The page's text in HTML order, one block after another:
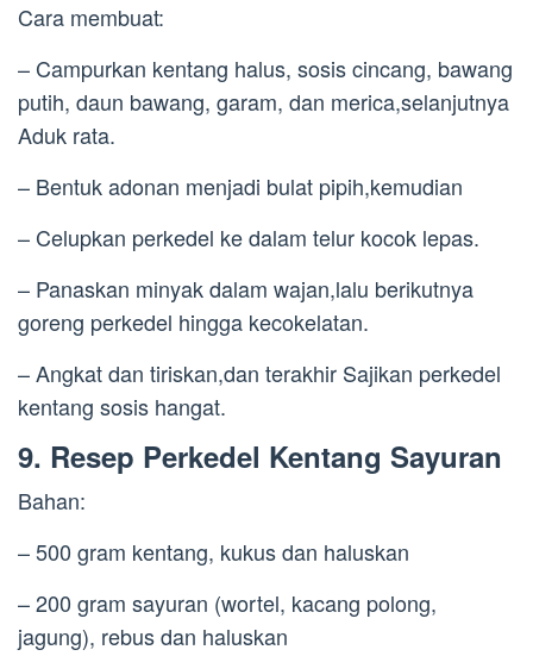
Cara membuat:
– Campurkan kentang halus, sosis cincang, bawang
putih, daun bawang, garam, dan merica,selanjutnya
Aduk rata.
– Bentuk adonan menjadi bulat pipih,kemudian
– Celupkan perkedel ke dalam telur kocok lepas.
– Panaskan minyak dalam wajan,lalu berikutnya
goreng perkedel hingga kecokelatan.
– Angkat dan tiriskan,dan terakhir Sajikan perkedel
kentang sosis hangat.
9. Resep Perkedel Kentang Sayuran
Bahan:
– 500 gram kentang, kukus dan haluskan
– 200 gram sayuran (wortel, kacang polong,
jagung), rebus dan haluskan